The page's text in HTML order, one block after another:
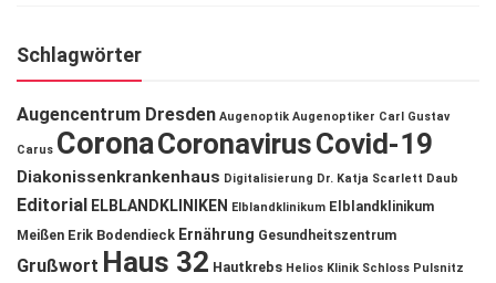
Schlagwörter
Augencentrum Dresden Augenoptik Augenoptiker Carl Gustav
Carus CoronaCoronavirusCovid-19
Diakonissenkrankenhaus Digitalisierung Dr. Katja Scarlett Daub
Editorial ELBLANDKLINIKEN Elblandklinikum Elblandklinikum
Meißen Erik Bodendieck Ernährung Gesundheitszentrum
Grußwort Haus 32 Hautkrebs Helios Klinik Schloss Pulsnitz